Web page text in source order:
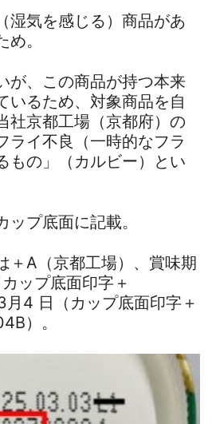
湿気を感じる）商品があ
。
が、この商品が持つ本来
いるため、対象商品を自
社京都工場（京都府）の
ライ不良（一時的なフラ
もの」（カルビー）とい
プ底面に記載。
＋A（京都工場）、賞味期
ップ底面印字＋
4 日（カップ底面印字＋
）。